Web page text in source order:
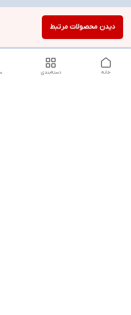
دیدن محصولات مرتبط
دسته‌بندی خانه